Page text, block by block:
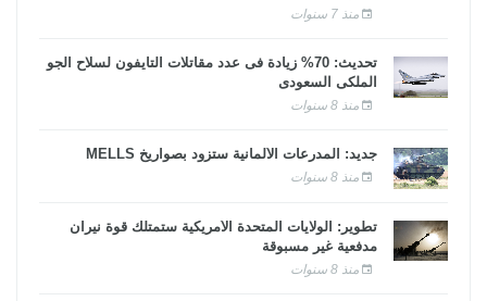
منذ 7 سنوات
تحديث: 70% زيادة فى عدد مقاتلات التايفون لسلاح الجو
الملكى السعودى
منذ 8 سنوات
جديد: المدرعات الألمانية ستزود بصواريخ MELLS
منذ 8 سنوات
تطوير: الولايات المتحدة الأمريكية ستمتلك قوة نيران
مدفعية غير مسبوقة
منذ 8 سنوات